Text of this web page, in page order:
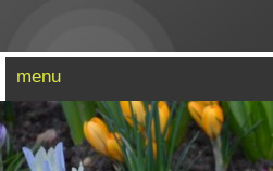
PRO ZUZKU
menu